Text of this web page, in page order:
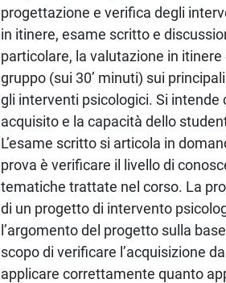
progettazione e verifica degli
in itinere, esame scritto e
particolare, la valutazione in
gruppo (sui 30’ minuti) sui
gli interventi psicologici. Si
acquisito e la capacità dello
L’esame scritto si articola in
prova è verificare il livello di
tematiche trattate nel corso. La
di un progetto di intervento
l’argomento del progetto sulla
scopo di verificare l’acquisizione
applicare correttamente quanto